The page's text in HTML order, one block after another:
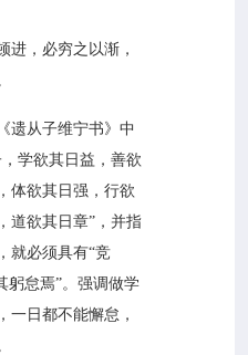

，必穷之以渐，
从子维宁书》中
学欲其日益，善欲
体欲其日强，行欲
道欲其日章”，并指
就必须具有“竞
躬怠焉”。强调做学
一日都不能懈怠，